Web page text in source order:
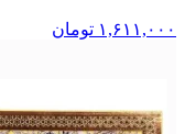
۱,۶۱۱,۰۰۰ تومان